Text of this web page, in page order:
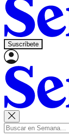
Suscríbete